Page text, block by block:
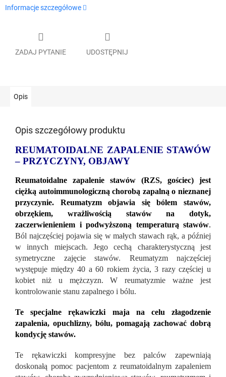
Informacje szczegółowe
ZADAJ PYTANIE UDOSTĘPNIJ
Opis
Opis szczegółowy produktu
REUMATOIDALNE ZAPALENIE STAWÓW
– PRZYCZYNY, OBJAWY
Reumatoidalne zapalenie stawów (RZS, gościec) jest
ciężką autoimmunologiczną chorobą zapalną o nieznanej
przyczynie. Reumatyzm objawia się bólem stawów,
obrzękiem, wrażliwością stawów na dotyk,
zaczerwienieniem i podwyższoną temperaturą stawów.
Ból najczęściej pojawia się w małych stawach rąk, a później
w innych miejscach. Jego cechą charakterystyczną jest
symetryczne zajęcie stawów. Reumatyzm najczęściej
występuje między 40 a 60 rokiem życia, 3 razy częściej u
kobiet niż u mężczyzn. W reumatyzmie ważne jest
kontrolowanie stanu zapalnego i bólu.
Te specjalne rękawiczki maja na celu złagodzenie
zapalenia, opuchlizny, bólu, pomagają zachować dobrą
kondycję stawów.
Te rękawiczki kompresyjne bez palców zapewniają
doskonałą pomoc pacjentom z reumatoidalnym zapaleniem